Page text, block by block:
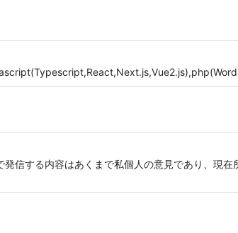
信する内容はあくまで私個人の意見であり、現